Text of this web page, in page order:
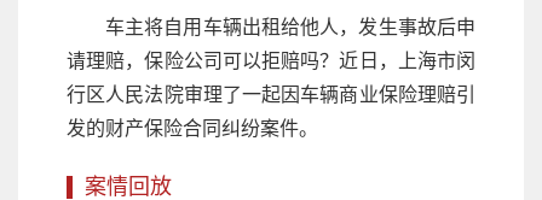
车主将自用车辆出租给他人，发生事故后申
请理赔，保险公司可以拒赔吗？近日，上海市闵
行区人民法院审理了一起因车辆商业保险理赔引
发的财产保险合同纠纷案件。
案情回放